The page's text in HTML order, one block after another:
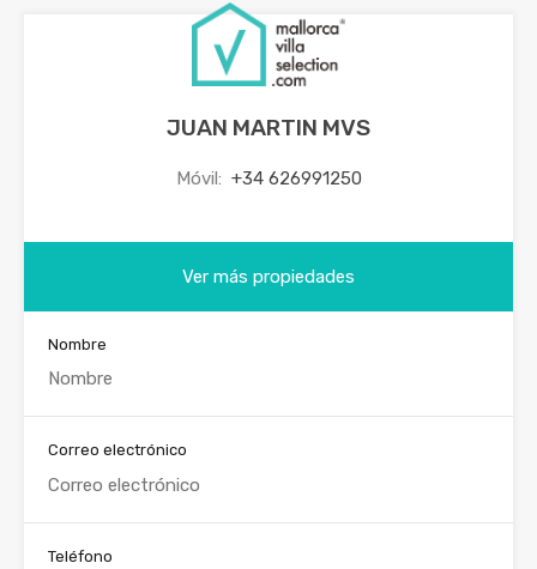
JUAN MARTIN MVS
Móvil: +34 626991250
Ver más propiedades
Nombre
Correo electrónico
Teléfono